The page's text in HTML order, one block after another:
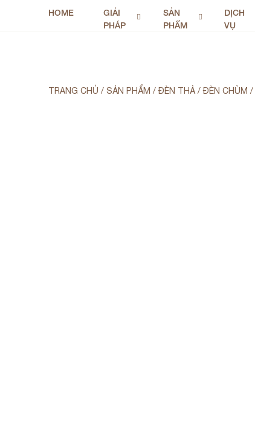
HOME
GIẢI
PHÁP
SẢN
PHẨM
DỊCH
VỤ
TRANG CHỦ / SẢN PHẨM / ĐÈN THẢ / ĐÈN CHÙM /